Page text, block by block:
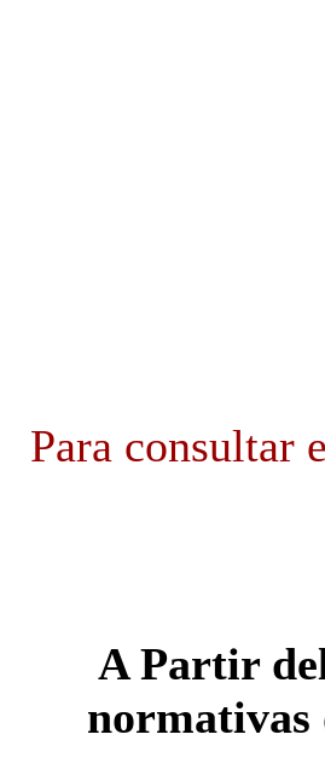
Para consultar
A Partir
normativas